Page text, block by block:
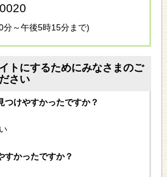
～午後5時15分まで)
トにするためにみなさまのご
さい
つけやすかったですか？
すかったですか？